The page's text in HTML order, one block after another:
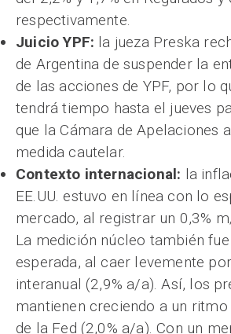
respectivamente.
Juicio YPF: la jueza Preska
de Argentina de suspender la
de las acciones de YPF, por lo
tendrá tiempo hasta el jueves
que la Cámara de Apelaciones
medida cautelar.
Contexto internacional: la
EE.UU. estuvo en línea con lo
mercado, al registrar un 0,3%
La medición núcleo también
esperada, al caer levemente
interanual (2,9% a/a). Así, los
mantienen creciendo a un
de la Fed (2,0% a/a). Con un